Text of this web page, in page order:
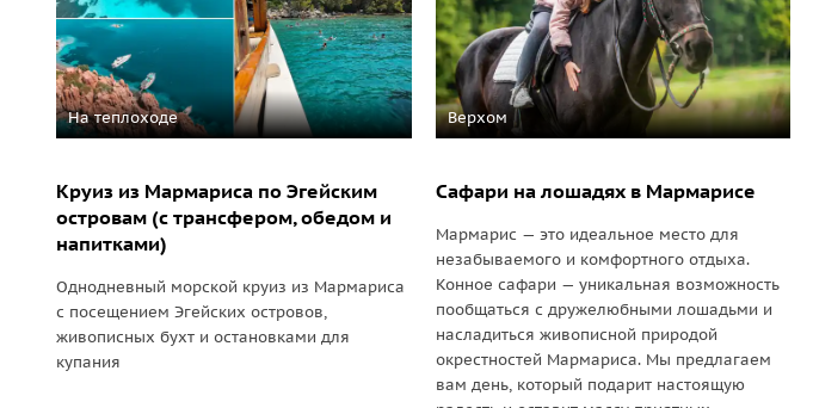
На теплоходе
Круиз из Мармариса по Эгейским
островам (с трансфером, обедом и
напитками)
Однодневный морской круиз из Мармариса
с посещением Эгейских островов,
живописных бухт и остановками для
купания
Верхом
Сафари на лошадях в Мармарисе
Мармарис — это идеальное место для
незабываемого и комфортного отдыха.
Конное сафари — уникальная возможность
пообщаться с дружелюбными лошадьми и
насладиться живописной природой
окрестностей Мармариса. Мы предлагаем
вам день, который подарит настоящую